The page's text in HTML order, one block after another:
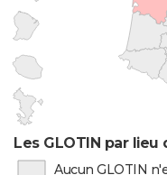
Les GLOTIN par lieu
Aucun GLOTIN